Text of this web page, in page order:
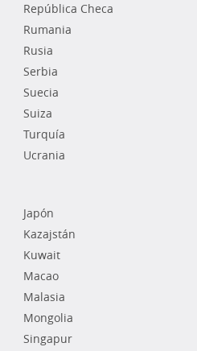
República Checa
Rumania
Rusia
Serbia
Suecia
Suiza
Turquía
Ucrania
Japón
Kazajstán
Kuwait
Macao
Malasia
Mongolia
Singapur